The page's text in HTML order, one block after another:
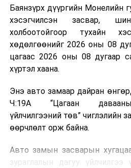
болон дулааны эрчим хүч
болдог. Зарим технологийн
үлдэх үнснээс фосфор зэрэг
авах боломжтой аж.
байна. Тухайлбал, Германд
гарсан үнснээс фосфор
ашигладаг бол
боловсруулах
Ийнхүү лаг хатаах, шатаах
Баянзүрх дүүргийн Монелийн
хэсэгчилсэн засвар,
холбоотойгоор тухайн
хөдөлгөөнийг 2026 оны 08
цагаас 2026 оны 08 дугаар
хүртэл хаана.
Энэ авто замаар дайран
Ч:19А “Цагаан давааны
үйлчилгээний төв” чиглэлийн
өөрчлөлт орж байна.
Авто замын засварын
зураглалын дагуу